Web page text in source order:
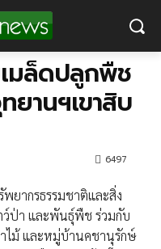
มล็ดปลูกพืช
ยานฯเขาสิบ
6497
ยากรธรรมชาติและสิ่ง
ป่า และพันธุ์พืช ร่วมกับ
ไม้ และหมู่บ้านคชานุรักษ์